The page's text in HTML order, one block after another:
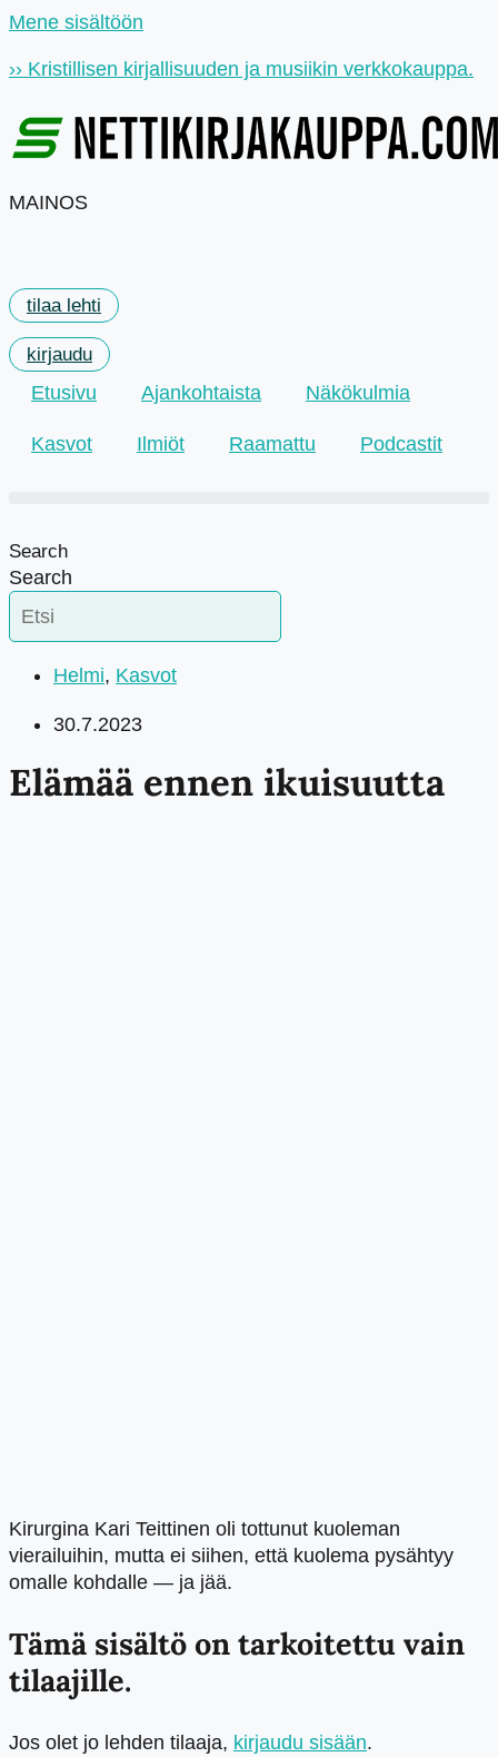
Mene sisältöön
›› Kristillisen kirjallisuuden ja musiikin verkkokauppa.
MAINOS
tilaa lehti
kirjaudu
Etusivu Ajankohtaista Näkökulmia
Kasvot Ilmiöt Raamattu Podcastit
Search
Search
Helmi, Kasvot
30.7.2023
Elämää ennen ikuisuutta
Kirurgina Kari Teittinen oli tottunut kuoleman
vierailuihin, mutta ei siihen, että kuolema pysähtyy
omalle kohdalle — ja jää.
Tämä sisältö on tarkoitettu vain
tilaajille.
Jos olet jo lehden tilaaja, kirjaudu sisään.